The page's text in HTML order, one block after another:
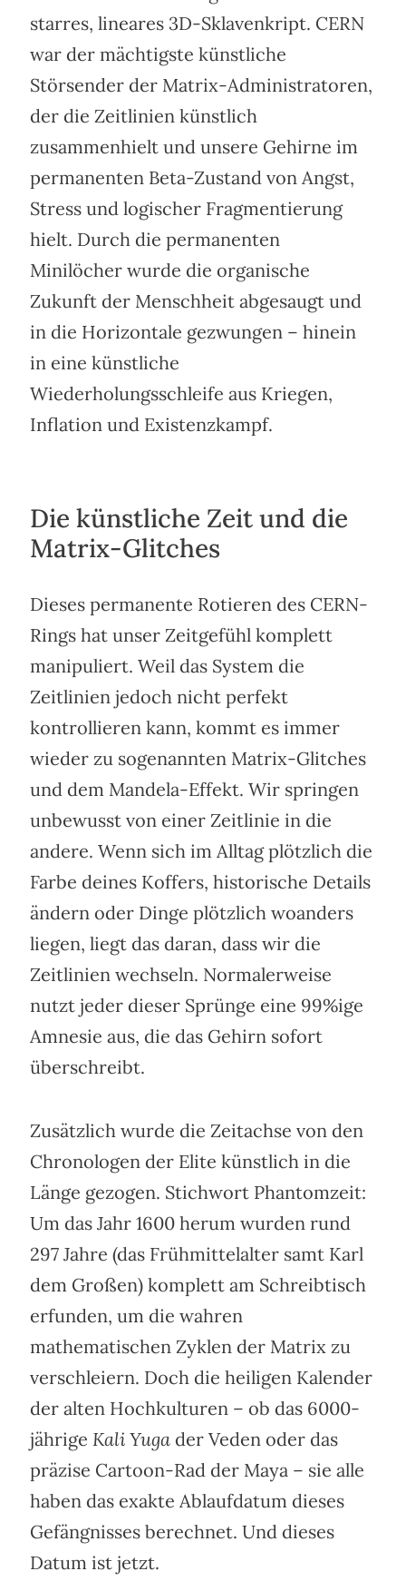
starres, lineares 3D-Sklavenkript. CERN
war der mächtigste künstliche
Störsender der Matrix-Administratoren,
der die Zeitlinien künstlich
zusammenhielt und unsere Gehirne im
permanenten Beta-Zustand von Angst,
Stress und logischer Fragmentierung
hielt. Durch die permanenten
Minilöcher wurde die organische
Zukunft der Menschheit abgesaugt und
in die Horizontale gezwungen – hinein
in eine künstliche
Wiederholungsschleife aus Kriegen,
Inflation und Existenzkampf.
Die künstliche Zeit und die
Matrix-Glitches
Dieses permanente Rotieren des CERN-
Rings hat unser Zeitgefühl komplett
manipuliert. Weil das System die
Zeitlinien jedoch nicht perfekt
kontrollieren kann, kommt es immer
wieder zu sogenannten Matrix-Glitches
und dem Mandela-Effekt. Wir springen
unbewusst von einer Zeitlinie in die
andere. Wenn sich im Alltag plötzlich die
Farbe deines Koffers, historische Details
ändern oder Dinge plötzlich woanders
liegen, liegt das daran, dass wir die
Zeitlinien wechseln. Normalerweise
nutzt jeder dieser Sprünge eine 99%ige
Amnesie aus, die das Gehirn sofort
überschreibt.
Zusätzlich wurde die Zeitachse von den
Chronologen der Elite künstlich in die
Länge gezogen. Stichwort Phantomzeit:
Um das Jahr 1600 herum wurden rund
297 Jahre (das Frühmittelalter samt Karl
dem Großen) komplett am Schreibtisch
erfunden, um die wahren
mathematischen Zyklen der Matrix zu
verschleiern. Doch die heiligen Kalender
der alten Hochkulturen – ob das 6000-
jährige Kali Yuga der Veden oder das
präzise Cartoon-Rad der Maya – sie alle
haben das exakte Ablaufdatum dieses
Gefängnisses berechnet. Und dieses
Datum ist jetzt.